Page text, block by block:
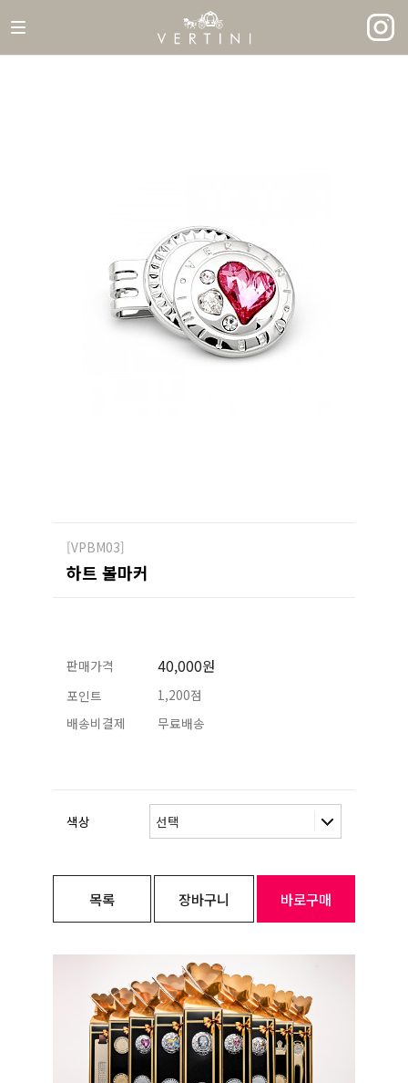
[VPBM03]
하트 볼마커
판매가격 40,000원
포인트
1,200점
배송비결제
무료배송
색상
목록 장바구니 바로구매